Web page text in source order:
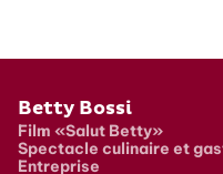
Pied de page
Betty Bossi
Film «Salut Betty»
Spectacle culinaire et
Entreprise